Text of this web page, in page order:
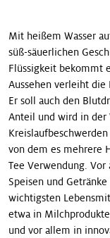
Mit heißem Wasser
süß-säuerlichen
Flüssigkeit bekommt
Aussehen verleiht die
Er soll auch den
Anteil und wird in der
von dem es mehrere
Tee Verwendung.
Speisen und
wichtigsten
etwa in
und vor allem in